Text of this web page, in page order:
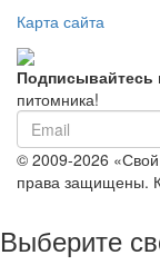
Карта сайта
Подписывайтесь
питомника!
© 2009-2026
права защищены.
Выберите